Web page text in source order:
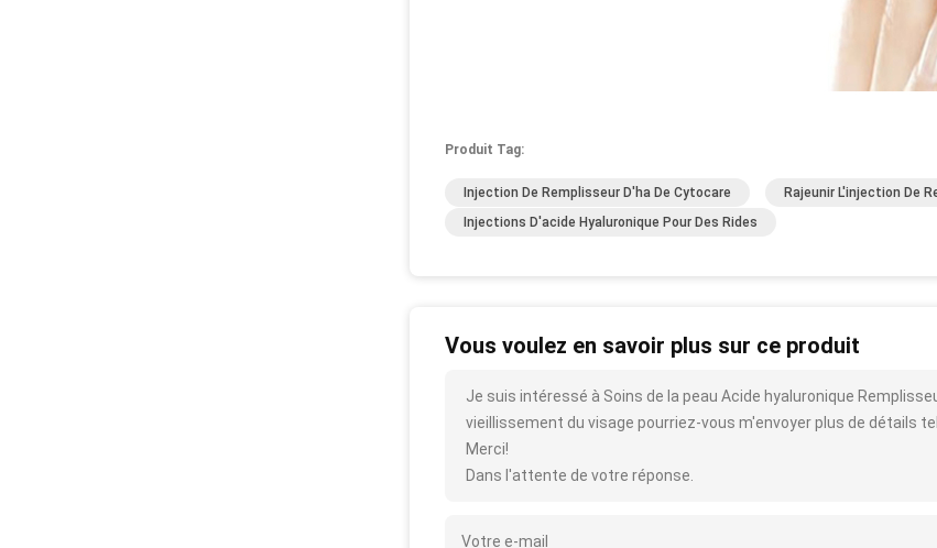
Produit Tag:
Injection De Remplisseur D'ha De Cytocare
Rajeunir L'injection De
Injections D'acide Hyaluronique Pour Des Rides
Vous voulez en savoir plus sur ce produit
Je suis intéressé à Soins de la peau Acide hyaluronique
vieillissement du visage pourriez-vous m'envoyer plus de détails
Merci!
Dans l'attente de votre réponse.